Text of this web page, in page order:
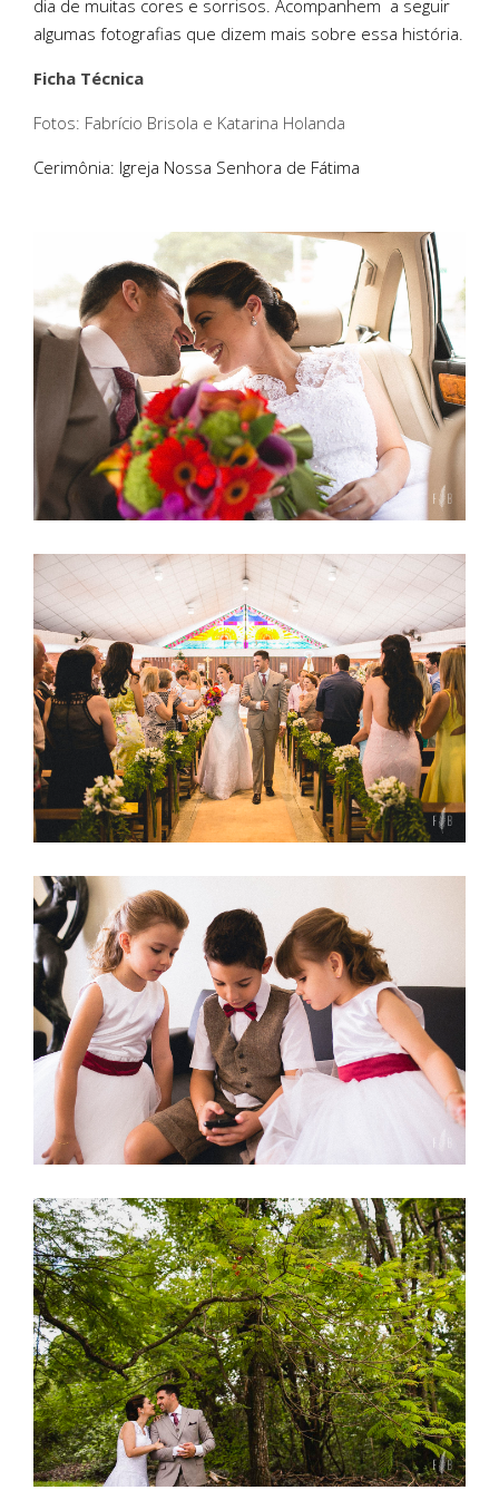
dia de muitas cores e sorrisos. Acompanhem a seguir
algumas fotografias que dizem mais sobre essa história.
Ficha Técnica
Fotos: Fabrício Brisola e Katarina Holanda
Cerimônia: Igreja Nossa Senhora de Fátima